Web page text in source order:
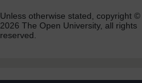
Unless otherwise stated, copyright ©
2026 The Open University, all rights
reserved.